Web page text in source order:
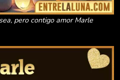
pero contigo amor Marle